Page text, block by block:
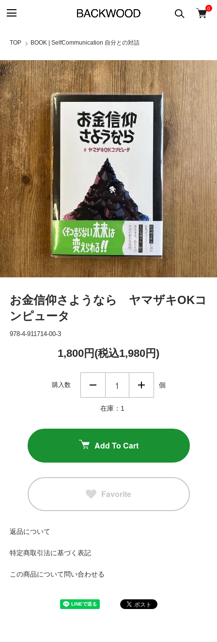
0
TOP BOOK | SelfCommunication 自分との対話
お金信仰さようなら ヤマザキOKコ
ンピュータ
978-4-911714-00-3
1,800円(税込1,980円)
購入数 個
在庫：1
Add To Cart
Favorite
返品について
特定商取引法に基づく表記
この商品について問い合わせる